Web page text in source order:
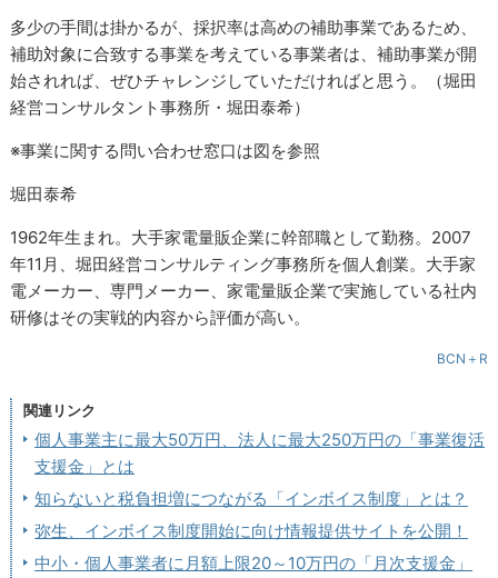
多少の手間は掛かるが、採択率は高めの補助事業であるため、
補助対象に合致する事業を考えている事業者は、補助事業が開
始されれば、ぜひチャレンジしていただければと思う。（堀田
経営コンサルタント事務所・堀田泰希）
※事業に関する問い合わせ窓口は図を参照
堀田泰希
1962年生まれ。大手家電量販企業に幹部職として勤務。2007
年11月、堀田経営コンサルティング事務所を個人創業。大手家
電メーカー、専門メーカー、家電量販企業で実施している社内
研修はその実戦的内容から評価が高い。
BCN＋R
関連リンク
個人事業主に最大50万円、法人に最大250万円の「事業復活
支援金」とは
知らないと税負担増につながる「インボイス制度」とは？
弥生、インボイス制度開始に向け情報提供サイトを公開！
中小・個人事業者に月額上限20～10万円の「月次支援金」